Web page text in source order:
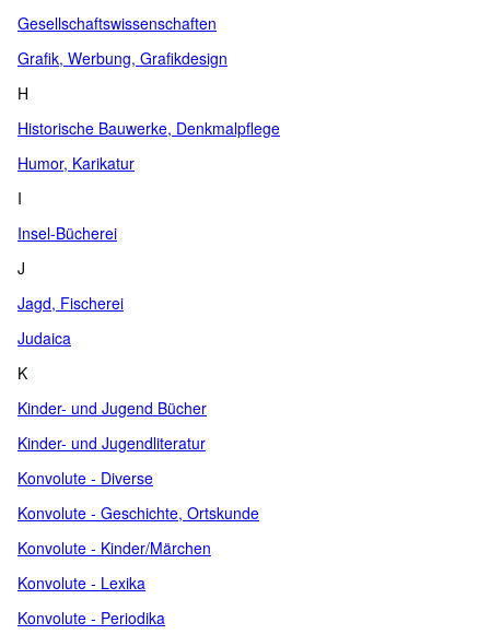
Gesellschaftswissenschaften
Grafik, Werbung, Grafikdesign
H
Historische Bauwerke, Denkmalpflege
Humor, Karikatur
I
Insel-Bücherei
J
Jagd, Fischerei
Judaica
K
Kinder- und Jugend Bücher
Kinder- und Jugendliteratur
Konvolute - Diverse
Konvolute - Geschichte, Ortskunde
Konvolute - Kinder/Märchen
Konvolute - Lexika
Konvolute - Periodika